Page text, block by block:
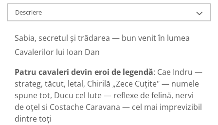
Descriere
Sabia, secretul și trădarea — bun venit în lumea
Cavalerilor lui Ioan Dan
Patru cavaleri devin eroi de legendă: Cae Indru —
strateg, tăcut, letal, Chirilă „Zece Cuțite" — numele
spune tot, Ducu cel Iute — reflexe de felină, nervi
de oțel si Costache Caravana — cel mai imprevizibil
dintre toți